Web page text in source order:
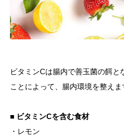
ビタミンCは腸内で善玉菌の餌と
ことによって、腸内環境を整えま
■ ビタミンCを含む食材
・レモン